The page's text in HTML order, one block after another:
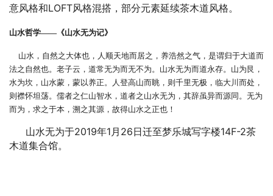
意风格和LOFT风格混搭，部分元素延续茶木道风格。
山水哲学——《山水无为记》
山水，自然之大体也，人顺天地而居之，养浩然之气，是谓归于大道而
法之自然也。老子云，道常无为而无不为。山水无为而道永存。山为艮，
水为坎，山水蒙，蒙以养正。人登高山而眺，则千里无极，临大川而处，
则襟怀坦荡。儒者之仁山智水，道者之山水无为，其辞虽异而源同。无为
而为，求之于本，溯之其源，故得山水之正也！
山水无为于2019年1 月 26 日迁至梦乐城写字楼14F-2茶
木道集合馆。